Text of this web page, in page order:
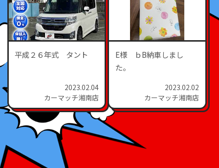
平成２６年式 タント
2023.02.04
カーマッチ湘南店
E様 ｂB納車しまし
た。
2023.02.02
カーマッチ湘南店